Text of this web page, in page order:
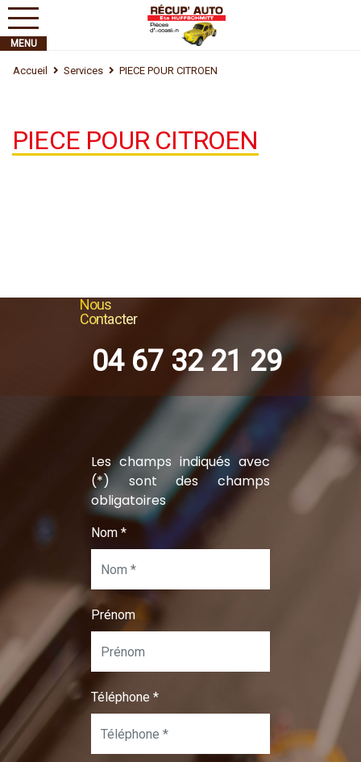
Accueil Services PIECE POUR CITROEN
PIECE POUR CITROEN
Nous
Contacter
04 67 32 21 29
Les champs indiqués avec
(*) sont des champs
obligatoires
Nom *
Prénom
Téléphone *